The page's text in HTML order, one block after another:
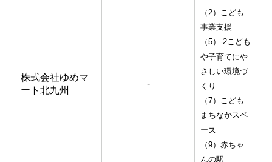
株式会社ゆめマ
ート北九州
-
（2）こども
事業支援
（5）-2こども
や子育てにや
さしい環境づ
くり
（7）こども
まちなかスペ
ース
（9）赤ちゃ
んの駅